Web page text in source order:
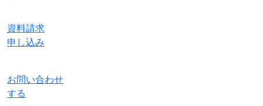
資料請求
申し込み
お問い合わせ
する